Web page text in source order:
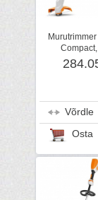
Murutrimmer
Võrdle
Osta